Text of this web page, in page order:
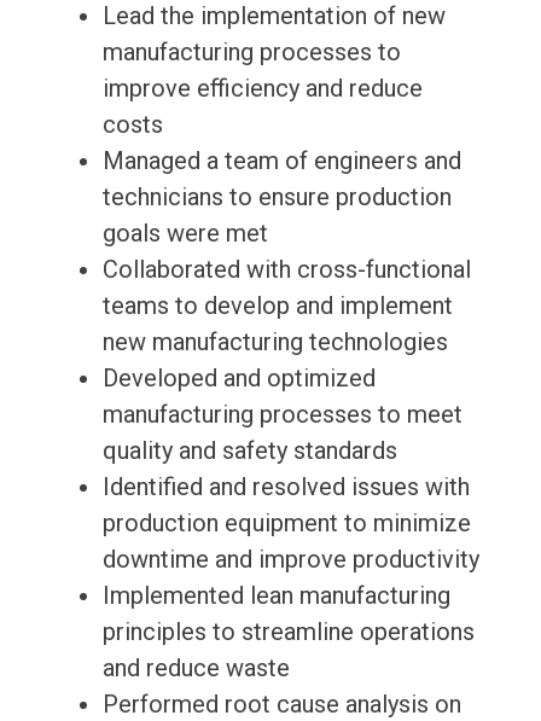
Lead the implementation of new
manufacturing processes to
improve efficiency and reduce
costs
Managed a team of engineers and
technicians to ensure production
goals were met
Collaborated with cross-functional
teams to develop and implement
new manufacturing technologies
Developed and optimized
manufacturing processes to meet
quality and safety standards
Identified and resolved issues with
production equipment to minimize
downtime and improve productivity
Implemented lean manufacturing
principles to streamline operations
and reduce waste
Performed root cause analysis on